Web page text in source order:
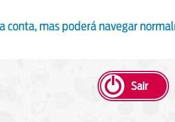
conta, mas poderá navegar
Sair